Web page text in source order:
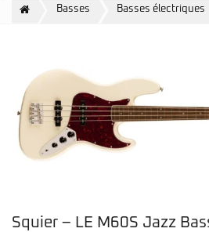
Basses Basses électriques
Squier – LE M60S Jazz